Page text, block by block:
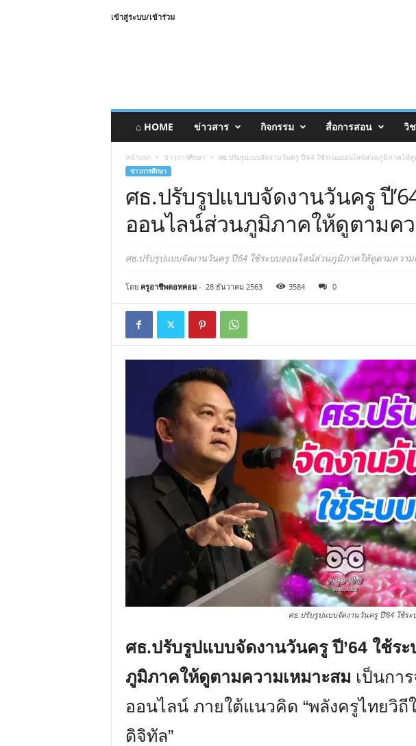
เข้าสู่ระบบ/เข้าร่วม
⌂ HOME ข่าวสาร กิจกรรม สื่อการสอน วิ
หน้าแรก ข่าวการศึกษา ศธ.ปรับรูปแบบจัดงานวันครู ปี’64 ใช้ระบบออนไลน์ส่วนภูมิภาคให้
ข่าวการศึกษา
ศธ.ปรับรูปแบบจัดงานวันครู ปี
ออนไลน์ส่วนภูมิภาคให้ดูตามค
ศธ.ปรับรูปแบบจัดงานวันครู ปี’64 ใช้ระบบออนไลน์ส่วนภูมิภาคให้ดูตามความ
โดย ครูอาชีพดอทคอม- 28 ธันวาคม 2563 3584 0
ศธ.ปรับรูปแบบจัดงานวันครู ปี’64 ใช้ร
ศธ.ปรับรูปแบบจัดงานวันครู ปี’64 ใช้ร
ภูมิภาคให้ดูตามความเหมาะสม เป็นกา
ออนไลน์ ภายใต้แนวคิด “พลังครูไทยวิถี
ดิจิทัล”